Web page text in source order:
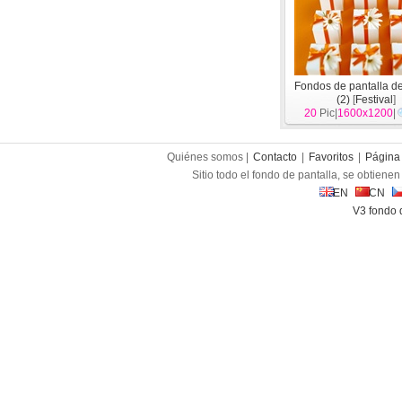
Fondos de pantalla
(2) [Festival ]
20 Pic| 1600x1200
Quiénes somos | Contacto Favoritos
Sitio todo el fondo de pantalla, se
EN
CN
V3 fondo